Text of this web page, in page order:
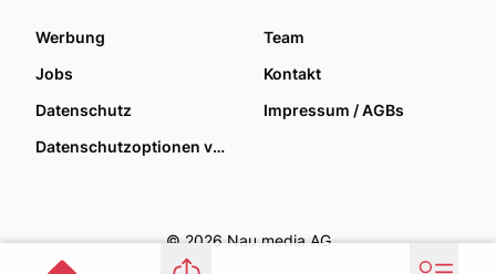
Werbung
Team
Jobs
Kontakt
Datenschutz
Impressum / AGBs
Datenschutzoptionen verwalten
© 2026 Nau media AG